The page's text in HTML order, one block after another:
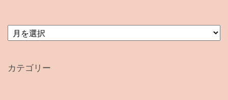
ア
ー
ブ
カテゴリー